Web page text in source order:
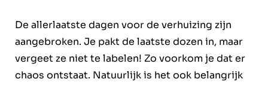
De allerlaatste dagen voor de verhuizing zijn
aangebroken. Je pakt de laatste dozen in, maar
vergeet ze niet te labelen! Zo voorkom je dat er
chaos ontstaat. Natuurlijk is het ook belangrijk